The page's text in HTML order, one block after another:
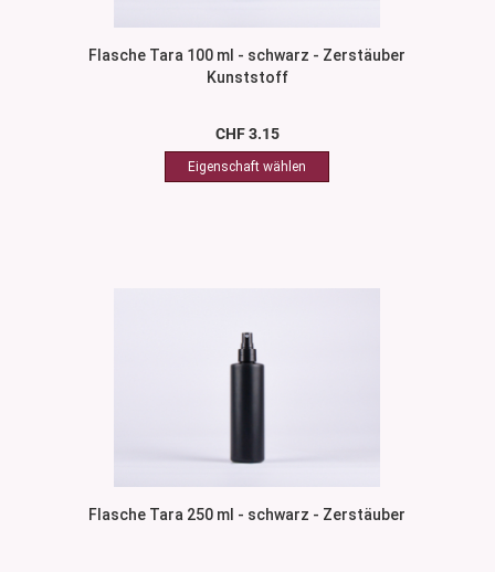
Flasche Tara 100 ml - schwarz - Zerstäuber
Kunststoff
CHF 3.15
Flasche Tara 250 ml - schwarz - Zerstäuber